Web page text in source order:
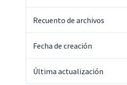
Recuento de archivos
Fecha de creación
Última actualización